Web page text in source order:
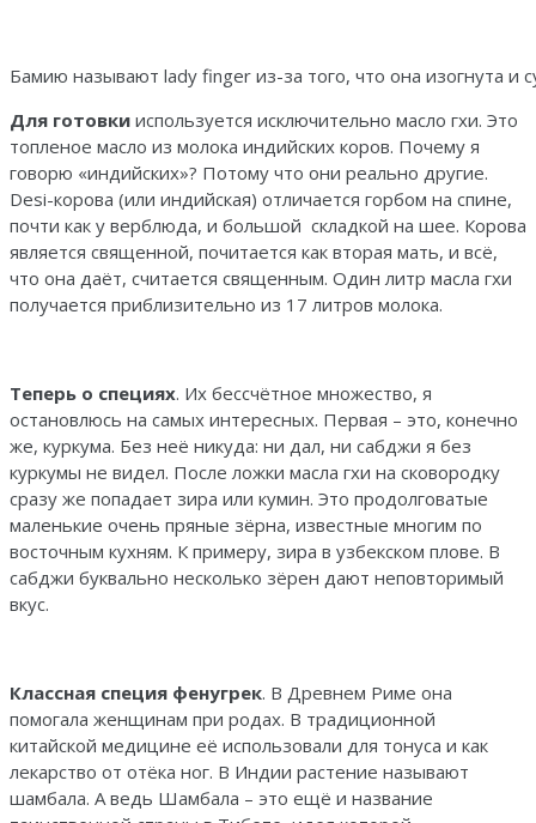
Бамию называют lady finger из-за того, что она изогнута и
Для готовки используется исключительно масло гхи. Это
топленое масло из молока индийских коров. Почему я
говорю «индийских»? Потому что они реально другие.
Desi-корова (или индийская) отличается горбом на спине,
почти как у верблюда, и большой складкой на шее. Корова
является священной, почитается как вторая мать, и всё,
что она даёт, считается священным. Один литр масла гхи
получается приблизительно из 17 литров молока.
Теперь о специях. Их бессчётное множество, я
остановлюсь на самых интересных. Первая – это, конечно
же, куркума. Без неё никуда: ни дал, ни сабджи я без
куркумы не видел. После ложки масла гхи на сковородку
сразу же попадает зира или кумин. Это продолговатые
маленькие очень пряные зёрна, известные многим по
восточным кухням. К примеру, зира в узбекском плове. В
сабджи буквально несколько зёрен дают неповторимый
вкус.
Классная специя фенугрек. В Древнем Риме она
помогала женщинам при родах. В традиционной
китайской медицине её использовали для тонуса и как
лекарство от отёка ног. В Индии растение называют
шамбала. А ведь Шамбала – это ещё и название